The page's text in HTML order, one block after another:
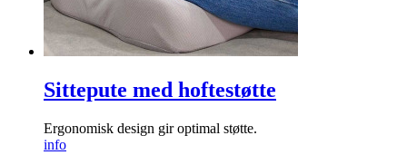
Sittepute med hoftestøtte
Ergonomisk design gir optimal støtte.
info